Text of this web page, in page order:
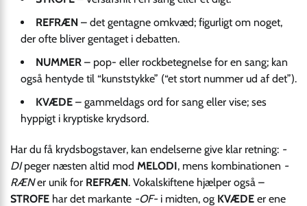
REFRÆN – det gentagne omkvæd; figurligt om noget,
der ofte bliver gentaget i debatten.
NUMMER – pop- eller rockbetegnelse for en sang; kan
også hentyde til “kunststykke” (“et stort nummer ud af det”).
KVÆDE – gammeldags ord for sang eller vise; ses
hyppigt i kryptiske krydsord.
Har du få krydsbogstaver, kan endelserne give klar retning: -
DIpeger næsten altid mod MELODI, mens kombinationen -
RÆNer unik for REFRÆN. Vokalskiftene hjælper også –
STROFE har det markante -OF-i midten, og KVÆDE er ene